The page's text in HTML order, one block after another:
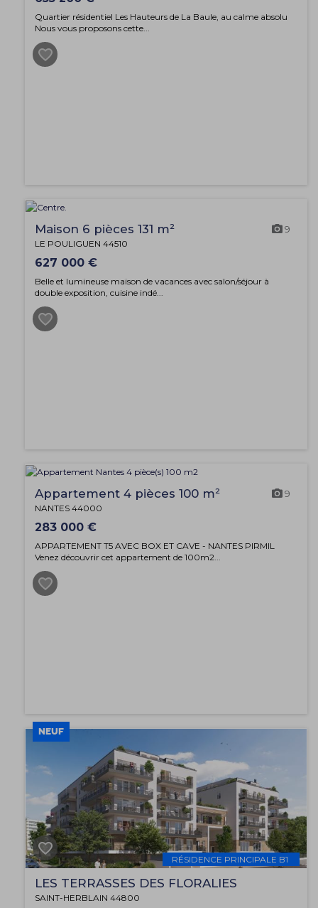
Quartier résidentiel Les Hauteurs de La Baule, au calme absolu
Nous vous proposons cette...
Maison 6 pièces 131 m² 9
LE POULIGUEN 44510
627 000 €
Belle et lumineuse maison de vacances avec salon/séjour à
double exposition, cuisine indé...
Appartement 4 pièces 100 m² 9
NANTES 44000
283 000 €
APPARTEMENT T5 AVEC BOX ET CAVE - NANTES PIRMIL
Venez découvrir cet appartement de 100m2...
NEUF
RÉSIDENCE PRINCIPALE B1
LES TERRASSES DES FLORALIES
SAINT-HERBLAIN 44800